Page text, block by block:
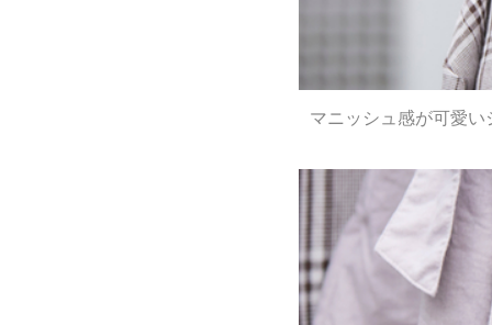
マニッシュ感が可愛